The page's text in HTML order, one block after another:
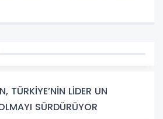
TÜRKİYE’NİN LİDER UN
SÜRDÜRÜYOR